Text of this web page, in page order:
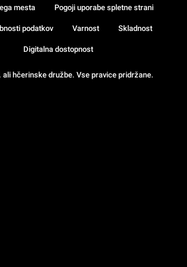
ali hčerinske družbe. Vse pravice pridržane.
mesta Pogoji uporabe spletne strani
podatkov Varnost Skladnost
Digitalna dostopnost